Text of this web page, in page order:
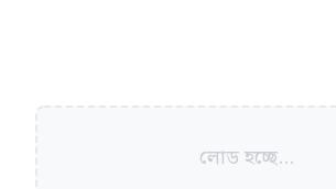
লোড হচ্ছে...